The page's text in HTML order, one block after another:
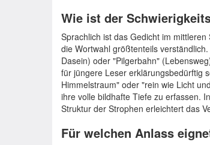
Wie ist der
Sprachlich ist das Gedicht im
die Wortwahl größtenteils
Dasein) oder "Pilgerbahn"
für jüngere Leser erklärungsbedürftig
Himmelstraum" oder "rein wie Licht
ihre volle bildhafte Tiefe zu erfassen.
Struktur der Strophen erleichtert das
Für welchen Anlass